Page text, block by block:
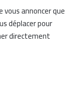
vous annoncer que
déplacer pour
directement